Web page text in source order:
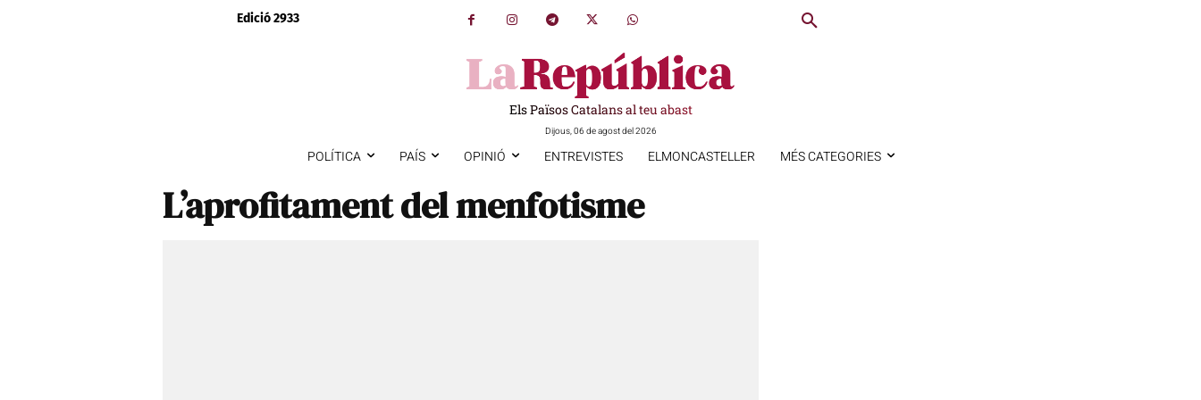
Edició 2933
Els Països Catalans al teu abast
Dijous, 06 de agost del 2026
POLÍTICA PAÍS OPINIÓ ENTREVISTES ELMONCASTELLER MÉS CATEGORIES
L’aprofitament del menfotisme